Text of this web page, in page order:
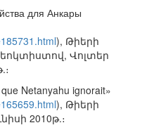
для Анкары
), Թիերի
Վոլտեր
Netanyahu ignorait»
), Թիերի
2010թ.։